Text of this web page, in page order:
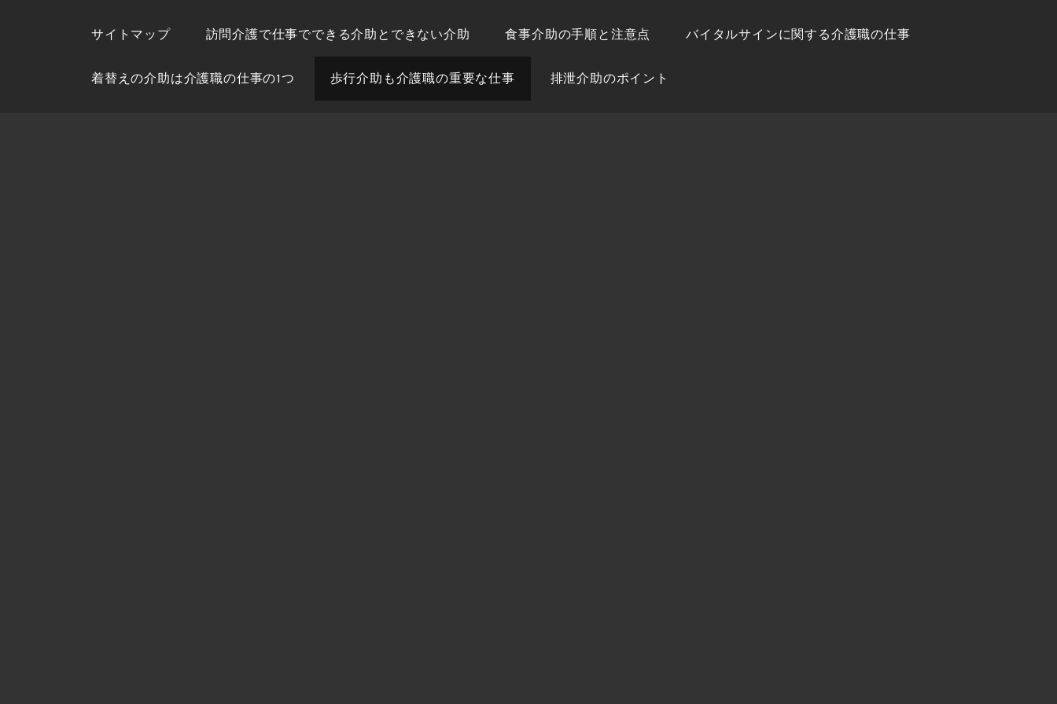
サイトマップ 訪問介護で仕事でできる介助とできない介助 食事介助の手順と注意点 バイタルサインに関する介護職の仕事
着替えの介助は介護職の仕事の1つ 歩行介助も介護職の重要な仕事 排泄介助のポイント